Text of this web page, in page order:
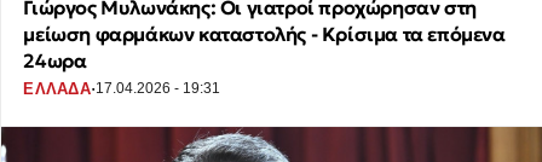
Γιώργος Μυλωνάκης: Οι γιατροί προχώρησαν στη
μείωση φαρμάκων καταστολής - Κρίσιμα τα επόμενα
24ωρα
ΕΛΛΑΔΑ·17.04.2026 - 19:31